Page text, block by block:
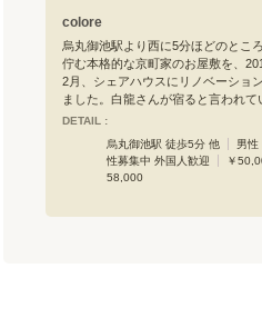
京都での生活を楽しみたい方、タマ
カラアトリエで生活をしてみません
か…？安全性と立地の良さにも自信
ます。
colore
烏丸御池駅より西に5分ほどのとこ
佇む本格的な京町家のお屋敷を、
2月、シェアハウスにリノベーショ
ました。白龍さんが宿ると言われて
祠（庭に現存しています）や龍神さ
る商家で立派な白壁の土蔵もありま
このお屋敷は福井県出身のオーナー
DETAIL :
烏丸御池駅 徒歩5分 他
男性
性募集中 外国人歓迎
￥
58,000